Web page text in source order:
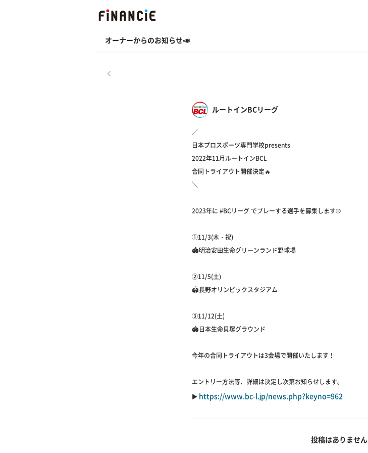
オーナーからのお知らせ📣
ルートインBCリーグ
／
日本プロスポーツ専門学校presents
2022年11月ルートインBCL
合同トライアウト開催決定🔥
＼
2023年に #BCリーグ でプレーする選手を募集します⚾️
①11/3(木・祝)
🏟️明治安田生命グリーンランド野球場
②11/5(土)
🏟️長野オリンピックスタジアム
③11/12(土)
🏟️日本生命貝塚グラウンド
今年の合同トライアウトは3会場で開催いたします！
エントリー方法等、詳細は決定し次第お知らせします。
▶️ https://www.bc-l.jp/news.php?keyno=962
投稿はありません